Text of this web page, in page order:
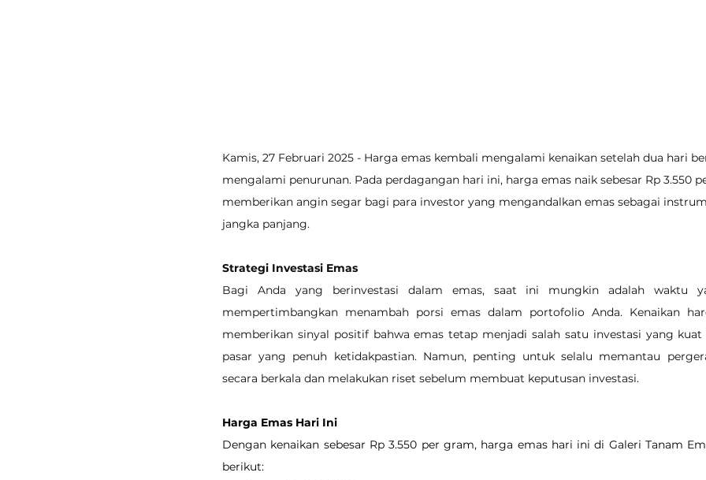
Kamis, 27 Februari 2025 - Harga emas kembali mengalami kenaikan setelah dua hari
mengalami penurunan. Pada perdagangan hari ini, harga emas naik sebesar Rp 3.550
memberikan angin segar bagi para investor yang mengandalkan emas sebagai
jangka panjang.
Strategi Investasi Emas
Bagi Anda yang berinvestasi dalam emas, saat ini mungkin adalah waktu
mempertimbangkan menambah porsi emas dalam portofolio Anda. Kenaikan
memberikan sinyal positif bahwa emas tetap menjadi salah satu investasi yang
pasar yang penuh ketidakpastian. Namun, penting untuk selalu memantau
secara berkala dan melakukan riset sebelum membuat keputusan investasi.
Harga Emas Hari Ini
Dengan kenaikan sebesar Rp 3.550 per gram, harga emas hari ini di Galeri Tanam
berikut: